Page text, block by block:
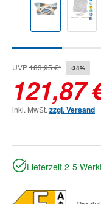
UVP183,95 €* -34%
121,87
inkl. MwSt. zzgl. Versand
Lieferzeit 2-5